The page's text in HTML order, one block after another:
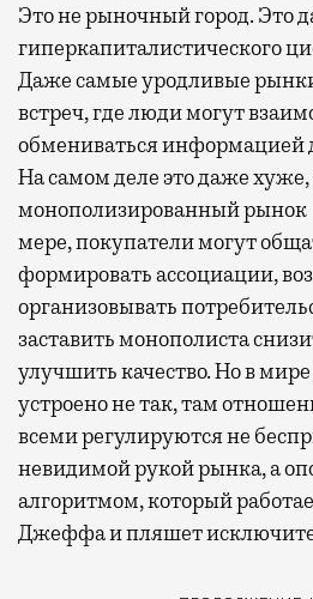
Это не рыночный город. Это
гиперкапиталистического
Даже самые уродливые
встреч, где люди могут
обмениваться информацией
На самом деле это даже
монополизированный
мере, покупатели могут
формировать ассоциации,
организовывать
заставить монополиста
улучшить качество. Но в
устроено не так, там
всеми регулируются не
невидимой рукой рынка, а
алгоритмом, который
Джеффа и пляшет